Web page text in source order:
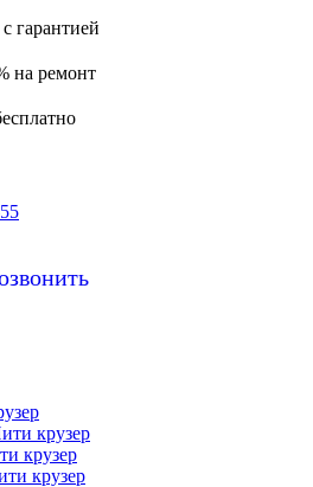
гарантией
на ремонт
крузер
крузер
крузер